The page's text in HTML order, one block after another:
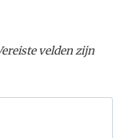
velden zijn